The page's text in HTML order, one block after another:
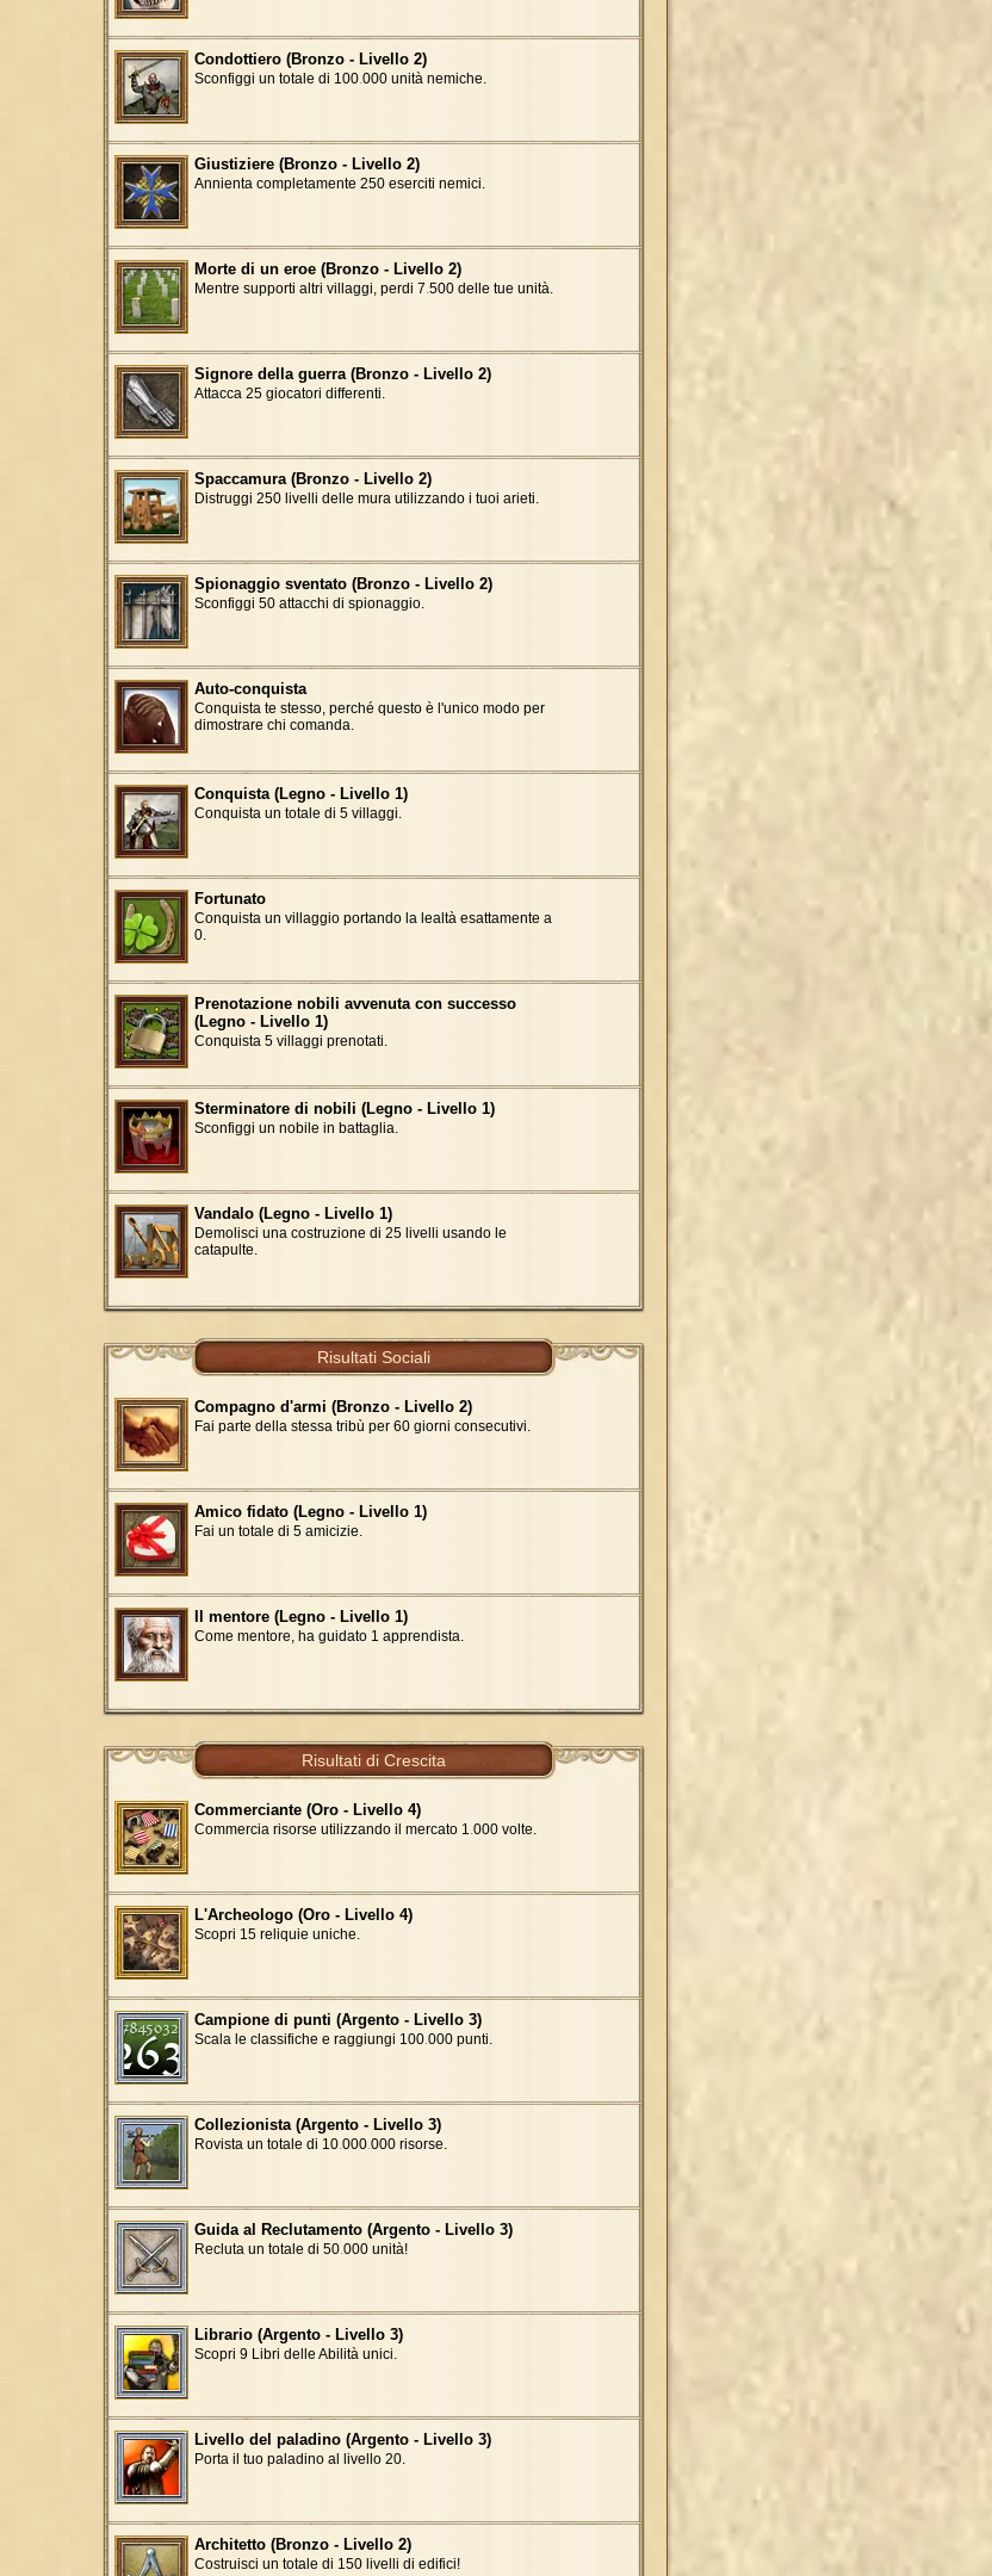
Condottiero (Bronzo - Livello 2)
Sconfiggi un totale di 100.000 unità nemiche.
Giustiziere (Bronzo - Livello 2)
Annienta completamente 250 eserciti nemici.
Morte di un eroe (Bronzo - Livello 2)
Mentre supporti altri villaggi, perdi 7.500 delle tue unità.
Signore della guerra (Bronzo - Livello 2)
Attacca 25 giocatori differenti.
Spaccamura (Bronzo - Livello 2)
Distruggi 250 livelli delle mura utilizzando i tuoi arieti.
Spionaggio sventato (Bronzo - Livello 2)
Sconfiggi 50 attacchi di spionaggio.
Auto-conquista
Conquista te stesso, perché questo è l'unico modo per
dimostrare chi comanda.
Conquista (Legno - Livello 1)
Conquista un totale di 5 villaggi.
Fortunato
Conquista un villaggio portando la lealtà esattamente a
0.
Prenotazione nobili avvenuta con successo
(Legno - Livello 1)
Conquista 5 villaggi prenotati.
Sterminatore di nobili (Legno - Livello 1)
Sconfiggi un nobile in battaglia.
Vandalo (Legno - Livello 1)
Demolisci una costruzione di 25 livelli usando le
catapulte.
Risultati Sociali
Compagno d'armi (Bronzo - Livello 2)
Fai parte della stessa tribù per 60 giorni consecutivi.
Amico fidato (Legno - Livello 1)
Fai un totale di 5 amicizie.
Il mentore (Legno - Livello 1)
Come mentore, ha guidato 1 apprendista.
Risultati di Crescita
Commerciante (Oro - Livello 4)
Commercia risorse utilizzando il mercato 1.000 volte.
L'Archeologo (Oro - Livello 4)
Scopri 15 reliquie uniche.
Campione di punti (Argento - Livello 3)
Scala le classifiche e raggiungi 100.000 punti.
Collezionista (Argento - Livello 3)
Rovista un totale di 10.000.000 risorse.
Guida al Reclutamento (Argento - Livello 3)
Recluta un totale di 50.000 unità!
Librario (Argento - Livello 3)
Scopri 9 Libri delle Abilità unici.
Livello del paladino (Argento - Livello 3)
Porta il tuo paladino al livello 20.
Architetto (Bronzo - Livello 2)
Costruisci un totale di 150 livelli di edifici!